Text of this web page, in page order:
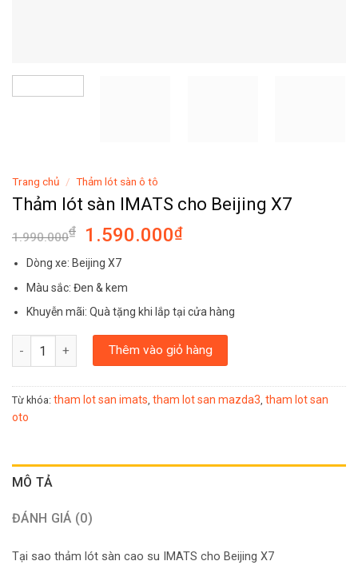
Trang chủ / Thảm lót sàn ô tô
Thảm lót sàn IMATS cho Beijing X7
1.990.000₫ 1.590.000₫
Dòng xe: Beijing X7
Màu sắc: Đen & kem
Khuyễn mãi: Quà tặng khi lắp tại cửa hàng
Thảm lót sàn IMATS cho Beijing X7 số lượng
Thêm vào giỏ hàng
Từ khóa: tham lot san imats, tham lot san mazda3, tham lot san
oto
MÔ TẢ
ĐÁNH GIÁ (0)
Tại sao thảm lót sàn cao su IMATS cho Beijing X7